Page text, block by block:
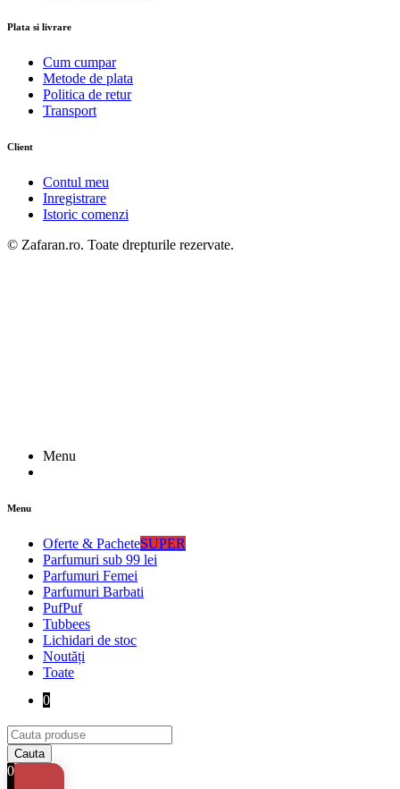
Plata si livrare
Cum cumpar
Metode de plata
Politica de retur
Transport
Client
Contul meu
Inregistrare
Istoric comenzi
© Zafaran.ro. Toate drepturile rezervate.
Menu
Menu
Oferte & PacheteSUPER
Parfumuri sub 99 lei
Parfumuri Femei
Parfumuri Barbati
PufPuf
Tubbees
Lichidari de stoc
Noutăți
Toate
0
0